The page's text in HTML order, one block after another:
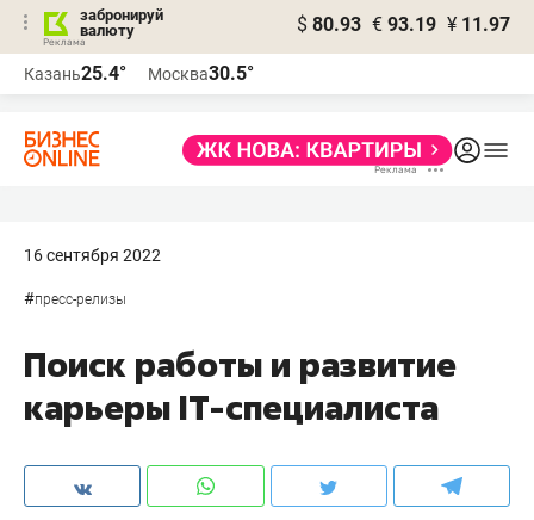
забронируй
валюту
$ 80.93 € 93.19 ¥ 11.97
Казань25.4° Москва30.5°
16 сентября 2022
#пресс-релизы
Поиск работы и развитие
карьеры IT-специалиста